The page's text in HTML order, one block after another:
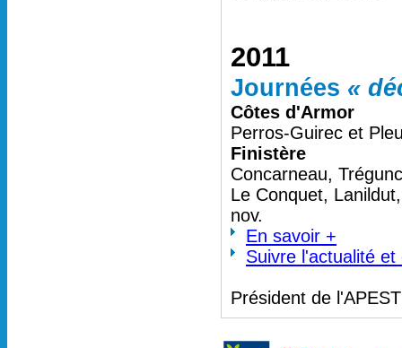
2011
Journées «
Côtes d'Armor
Perros-Guirec et
Finistère
Concarneau,
Le Conquet,
nov.
En savoir +
Suivre l'actualité
Président de